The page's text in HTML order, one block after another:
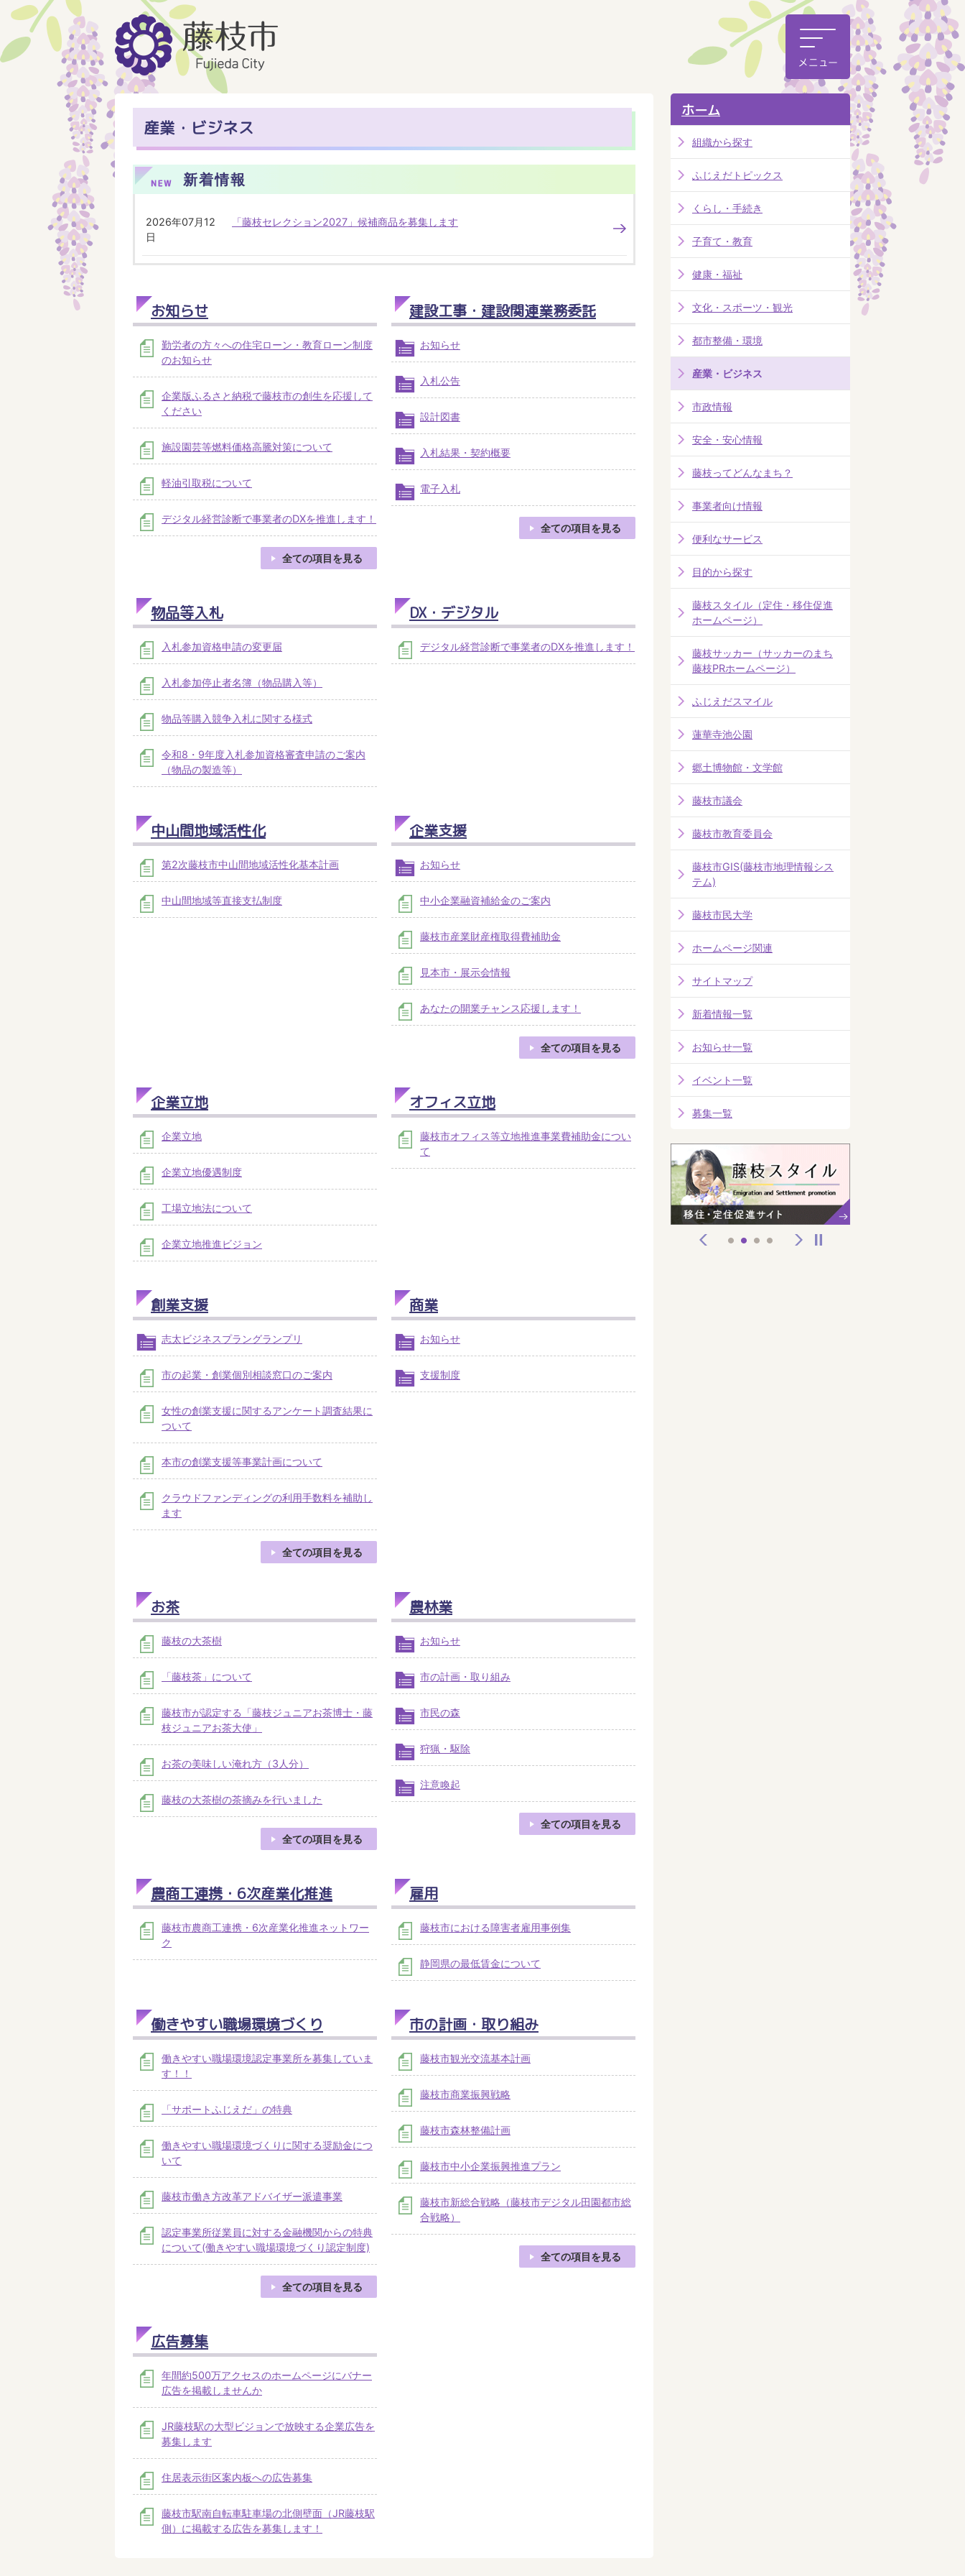
産業・ビジネス
新着情報
2026年07月12
日
「藤枝セレクション2027」候補商品を募集します
お知らせ
勤労者の方々への住宅ローン・教育ローン制度
のお知らせ
企業版ふるさと納税で藤枝市の創生を応援して
ください
施設園芸等燃料価格高騰対策について
軽油引取税について
デジタル経営診断で事業者のDXを推進します！
全ての項目を見る
建設工事・建設関連業務委託
お知らせ
入札公告
設計図書
入札結果・契約概要
電子入札
全ての項目を見る
物品等入札
入札参加資格申請の変更届
入札参加停止者名簿（物品購入等）
物品等購入競争入札に関する様式
令和8・9年度入札参加資格審査申請のご案内
（物品の製造等）
DX・デジタル
デジタル経営診断で事業者のDXを推進します！
中山間地域活性化
第2次藤枝市中山間地域活性化基本計画
中山間地域等直接支払制度
企業支援
お知らせ
中小企業融資補給金のご案内
藤枝市産業財産権取得費補助金
見本市・展示会情報
あなたの開業チャンス応援します！
全ての項目を見る
企業立地
企業立地
企業立地優遇制度
工場立地法について
企業立地推進ビジョン
オフィス立地
藤枝市オフィス等立地推進事業費補助金につい
て
創業支援
志太ビジネスプラングランプリ
市の起業・創業個別相談窓口のご案内
女性の創業支援に関するアンケート調査結果に
ついて
本市の創業支援等事業計画について
クラウドファンディングの利用手数料を補助し
ます
全ての項目を見る
商業
お知らせ
支援制度
お茶
藤枝の大茶樹
「藤枝茶」について
藤枝市が認定する「藤枝ジュニアお茶博士・藤
枝ジュニアお茶大使」
お茶の美味しい淹れ方（3人分）
藤枝の大茶樹の茶摘みを行いました
全ての項目を見る
農林業
お知らせ
市の計画・取り組み
市民の森
狩猟・駆除
注意喚起
全ての項目を見る
農商工連携・6次産業化推進
藤枝市農商工連携・6次産業化推進ネットワー
ク
雇用
藤枝市における障害者雇用事例集
静岡県の最低賃金について
働きやすい職場環境づくり
働きやすい職場環境認定事業所を募集していま
す！！
「サポートふじえだ」の特典
働きやすい職場環境づくりに関する奨励金につ
いて
藤枝市働き方改革アドバイザー派遣事業
認定事業所従業員に対する金融機関からの特典
について(働きやすい職場環境づくり認定制度)
全ての項目を見る
市の計画・取り組み
藤枝市観光交流基本計画
藤枝市商業振興戦略
藤枝市森林整備計画
藤枝市中小企業振興推進プラン
藤枝市新総合戦略（藤枝市デジタル田園都市総
合戦略）
全ての項目を見る
広告募集
年間約500万アクセスのホームページにバナー
広告を掲載しませんか
JR藤枝駅の大型ビジョンで放映する企業広告を
募集します
住居表示街区案内板への広告募集
藤枝市駅南自転車駐車場の北側壁面（JR藤枝駅
側）に掲載する広告を募集します！
ホーム
組織から探す
ふじえだトピックス
くらし・手続き
子育て・教育
健康・福祉
文化・スポーツ・観光
都市整備・環境
産業・ビジネス
市政情報
安全・安心情報
藤枝ってどんなまち？
事業者向け情報
便利なサービス
目的から探す
藤枝スタイル（定住・移住促進
ホームページ）
藤枝サッカー（サッカーのまち
藤枝PRホームページ）
ふじえだスマイル
蓮華寺池公園
郷土博物館・文学館
藤枝市議会
藤枝市教育委員会
藤枝市GIS(藤枝市地理情報シス
テム)
藤枝市民大学
ホームページ関連
サイトマップ
新着情報一覧
お知らせ一覧
イベント一覧
募集一覧